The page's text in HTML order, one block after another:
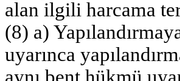
alan ilgili harcama
(8) a)
uyarınca